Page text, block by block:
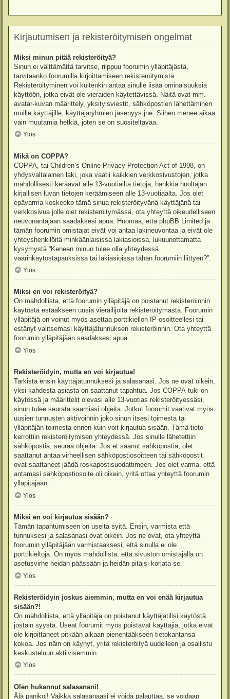
Kirjautumisen ja rekisteröitymisen ongelmat
Miksi minun pitää rekisteröityä?
Sinun ei välttämättä tarvitse, riippuu foorumin ylläpitäjästä,
tarvitaanko foorumilla kirjoittamiseen rekisteröitymistä.
Rekisteröityminen voi kuitenkin antaa sinulle lisää ominaisuuksia
käyttöön, jotka eivät ole vieraiden käytettävissä. Näitä ovat mm.
avatar-kuvan määrittely, yksityisviestit, sähköpostien lähettäminen
muille käyttäjille, käyttäjäryhmien jäsenyys jne. Siihen menee aikaa
vain muutamia hetkiä, joten se on suositeltavaa.
Ylös
Mikä on COPPA?
COPPA, tai Children’s Online Privacy Protection Act of 1998, on
yhdysvaltalainen laki, joka vaatii kaikkien verkkosivustojen, jotka
mahdollisesti keräävät alle 13-vuotiailta tietoja, hankkia huoltajan
kirjallisen luvan tietojen keräämiseen alle 13-vuotiaalta. Jos olet
epävarma koskeeko tämä sinua rekisteröityvänä käyttäjänä tai
verkkosivua jolle olet rekisteröitymässä, ota yhteyttä oikeudelliseen
neuvonantajaan saadaksesi apua. Huomaa, että phpBB Limited ja
tämän foorumin omistajat eivät voi antaa lakineuvontaa ja eivät ole
yhteyshenkilöitä minkäänlaisissa lakiasioissa, lukuunottamatta
kysymystä “Keneen minun tulee olla yhteydessä
väärinkäytöstapauksissa tai lakiasioissa tähän foorumiin liittyen?”.
Ylös
Miksi en voi rekisteröityä?
On mahdollista, että foorumin ylläpitäjä on poistanut rekisteröinnin
käytöstä estääkseen uusia vierailijoita rekisteröitymästä. Foorumin
ylläpitäjä on voinut myös asettaa porttikiellon IP-osoitteellesi tai
estänyt valitsemasi käyttäjätunnuksen rekisteröinnin. Ota yhteyttä
foorumin ylläpitäjään saadaksesi apua.
Ylös
Rekisteröidyin, mutta en voi kirjautua!
Tarkista ensin käyttäjätunnuksesi ja salasanasi. Jos ne ovat oikein,
yksi kahdesta asiasta on saattanut tapahtua. Jos COPPA-tuki on
käytössä ja määrittelit olevasi alle 13-vuotias rekisteröityessäsi,
sinun tulee seurata saamiasi ohjeita. Jotkut foorumit vaativat myös
uusien tunnusten aktivoinnin joko sinun itsesi toimesta tai
ylläpitäjän toimesta ennen kuin voit kirjautua sisään. Tämä tieto
kerrottiin rekisteröitymisen yhteydessä. Jos sinulle lähetettiin
sähköpostia, seuraa ohjeita. Jos et saanut sähköpostia, olet
saattanut antaa virheellisen sähköpostiosoitteen tai sähköpostit
ovat saattaneet jäädä roskapostisuodattimeen. Jos olet varma, että
antamasi sähköpostiosoite oli oikein, yritä ottaa yhteyttä foorumin
ylläpitäjään.
Ylös
Miksi en voi kirjautua sisään?
Tämän tapahtumiseen on useita syitä. Ensin, varmista että
tunnuksesi ja salasanasi ovat oikein. Jos ne ovat, ota yhteyttä
foorumin ylläpitäjään varmistaaksesi, että sinulla ei ole
porttikieltoja. On myös mahdollista, että sivuston omistajalla on
asetusvirhe heidän päässään ja heidän pitäisi korjata se.
Ylös
Rekisteröidyin joskus aiemmin, mutta en voi enää kirjautua
sisään?!
On mahdollista, että ylläpitäjä on poistanut käyttäjätilisi käytöstä
jostain syystä. Useat foorumit myös poistavat käyttäjiä, jotka eivät
ole kirjoittaneet pitkään aikaan pienentääkseen tietokantansa
kokoa. Jos näin on käynyt, yritä rekisteröityä uudelleen ja osallistu
keskusteluun aktiivisemmin.
Ylös
Olen hukannut salasanani!
Älä panikoi! Vaikka salasanaasi ei voida palauttaa, se voidaan